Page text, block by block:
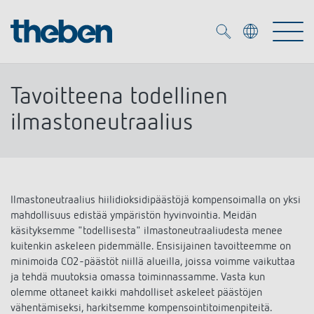
Tuotteet
Smart Home
DALI
Läsnäolo- ja liiketunnistimet
LED valaisin
OEM ratkaisuja
Ratkaisuja
KNX-järjestelmät
Liike- ja läsnäolotunnistimet
Palvelu
Mediakirjasto
Yritys
Tavoitteena todellinen
ilmastoneutraalius
Ilmastoneutraalius hiilidioksidipäästöjä kompensoimalla on yksi
mahdollisuus edistää ympäristön hyvinvointia. Meidän
käsityksemme "todellisesta" ilmastoneutraaliudesta menee
kuitenkin askeleen pidemmälle. Ensisijainen tavoitteemme on
minimoida CO2-päästöt niillä alueilla, joissa voimme vaikuttaa
ja tehdä muutoksia omassa toiminnassamme. Vasta kun
olemme ottaneet kaikki mahdolliset askeleet päästöjen
vähentämiseksi, harkitsemme kompensointitoimenpiteitä.